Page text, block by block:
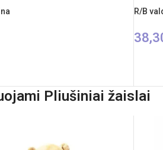
R/B
Pliušiniai žaislai